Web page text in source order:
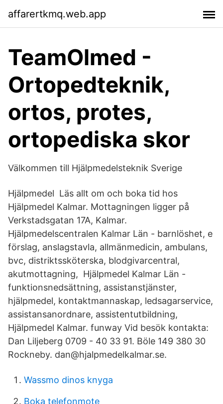
affarertkmq.web.app
TeamOlmed -
Ortopedteknik,
ortos, protes,
ortopediska skor
Välkommen till Hjälpmedelsteknik Sverige
Hjälpmedel Läs allt om och boka tid hos
Hjälpmedel Kalmar. Mottagningen ligger på
Verkstadsgatan 17A, Kalmar.
Hjälpmedelscentralen Kalmar Län - barnlöshet, e
förslag, anslagstavla, allmänmedicin, ambulans,
bvc, distriktssköterska, blodgivarcentral,
akutmottagning, Hjälpmedel Kalmar Län -
funktionsnedsättning, assistanstjänster,
hjälpmedel, kontaktmannaskap, ledsagarservice,
assistansanordnare, assistentutbildning,
Hjälpmedel Kalmar. funway Vid besök kontakta:
Dan Liljeberg 0709 - 40 33 91. Böle 149 380 30
Rockneby. dan@hjalpmedelkalmar.se.
Wassmo dinos knyga
Boka telefonmote